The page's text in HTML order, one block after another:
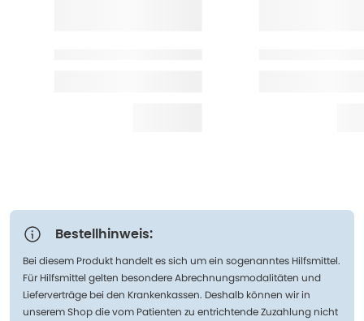
Bestellhinweis:
Bei diesem Produkt handelt es sich um ein sogenanntes Hilfsmittel.
Für Hilfsmittel gelten besondere Abrechnungsmodalitäten und
Lieferverträge bei den Krankenkassen. Deshalb können wir in
unserem Shop die vom Patienten zu entrichtende Zuzahlung nicht